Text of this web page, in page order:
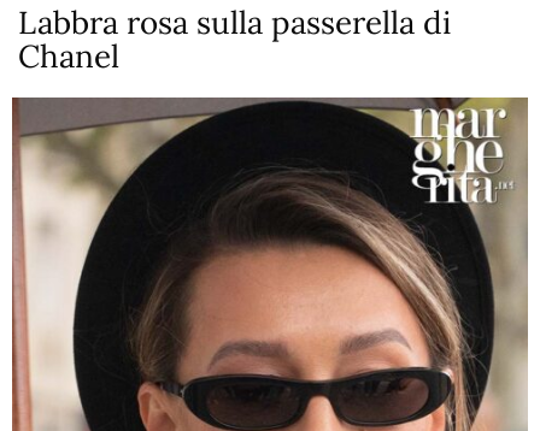
Labbra rosa sulla passerella di
Chanel